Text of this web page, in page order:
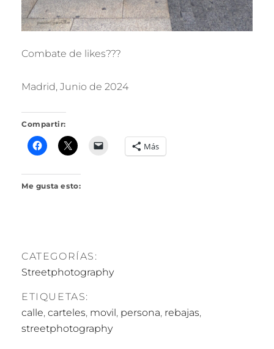
Combate de likes???
Madrid, Junio de 2024
Compartir:
Más
Me gusta esto:
CATEGORÍAS:
Streetphotography
ETIQUETAS:
calle, carteles, movil, persona, rebajas,
streetphotography